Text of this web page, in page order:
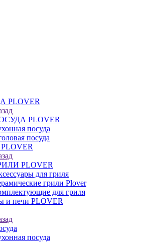
PLOVER
PLOVER
посуда
посуда
PLOVER
для гриля
грили Plover
для гриля
и печи PLOVER
посуда